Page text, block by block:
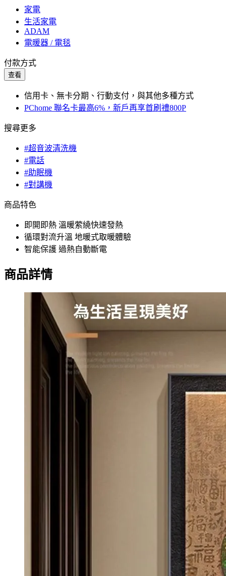
家電
生活家電
ADAM
電暖器 / 電毯
付款方式
查看
信用卡、無卡分期、行動支付，與其他多種方式
PChome 聯名卡最高6%，新戶再享首刷禮800P
搜尋更多
#超音波清洗機
#電話
#助眠機
#對講機
商品特色
即開即熱 溫暖萦繞快速發熱
循環對流升溫 地暖式取暖體驗
智能保護 過熱自動斷電
商品詳情